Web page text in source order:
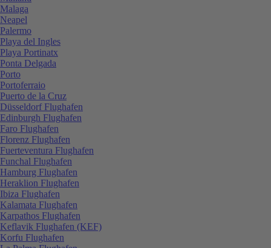
Malaga
Neapel
Palermo
Playa del Ingles
Playa Portinatx
Ponta Delgada
Porto
Portoferraio
Puerto de la Cruz
Düsseldorf Flughafen
Edinburgh Flughafen
Faro Flughafen
Florenz Flughafen
Fuerteventura Flughafen
Funchal Flughafen
Hamburg Flughafen
Heraklion Flughafen
Ibiza Flughafen
Kalamata Flughafen
Karpathos Flughafen
Keflavik Flughafen (KEF)
Korfu Flughafen